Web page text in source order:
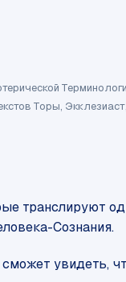
Торы,
транслируют
Сознания.
сможет увидеть,